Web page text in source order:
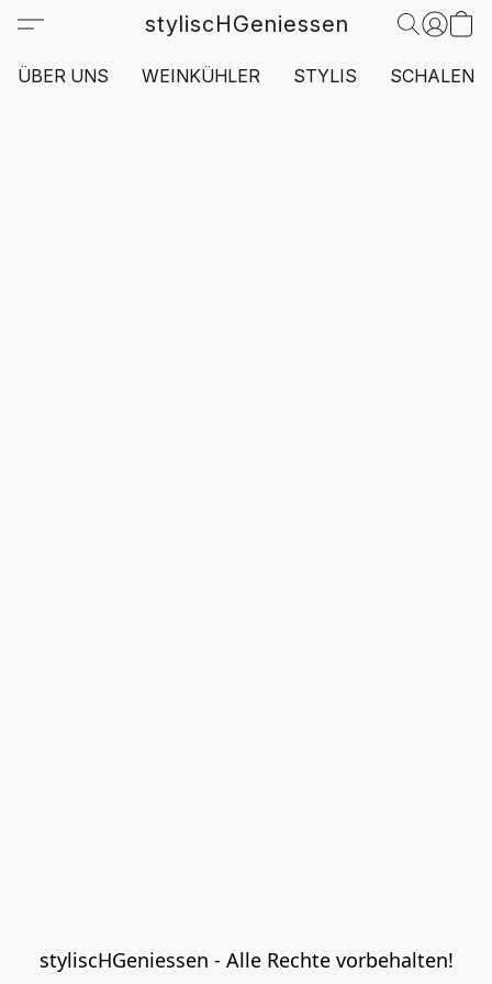
styliscHGeniessen
ÜBER UNS WEINKÜHLER STYLIS SCHALEN
styliscHGeniessen - Alle Rechte vorbehalten!